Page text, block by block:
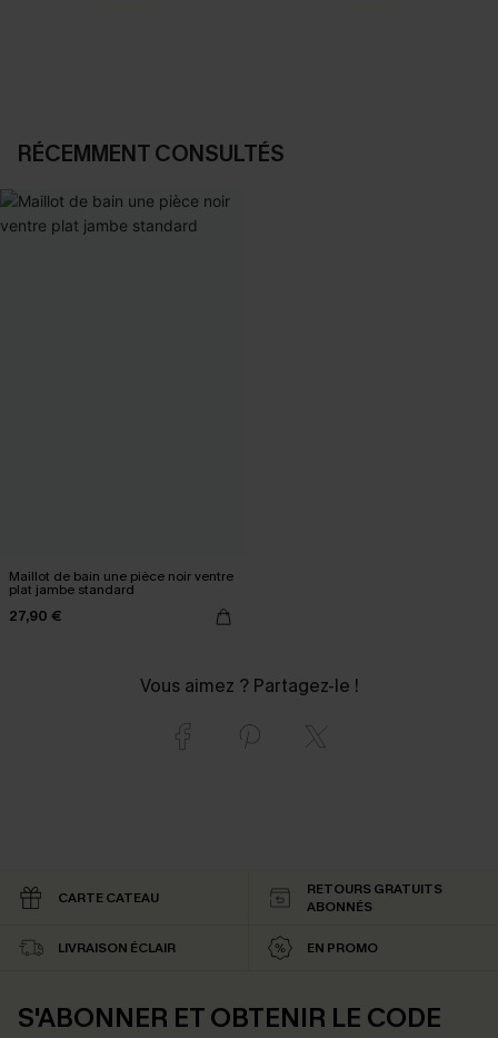
RÉCEMMENT CONSULTÉS
Maillot de bain une pièce noir ventre
plat jambe standard
27,90 €
Vous aimez ? Partagez-le !
CARTE CATEAU
RETOURS GRATUITS
ABONNÉS
LIVRAISON ÉCLAIR EN PROMO
S'ABONNER ET OBTENIR LE CODE